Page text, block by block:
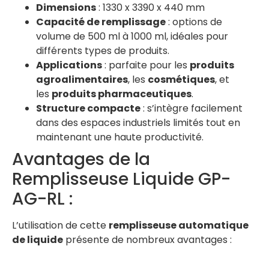
Dimensions: 1330 x 3390 x 440 mm
Capacité de remplissage: options de
volume de 500 ml à 1000 ml, idéales pour
différents types de produits.
Applications: parfaite pour les produits
agroalimentaires, les cosmétiques, et
les produits pharmaceutiques.
Structure compacte: s’intègre facilement
dans des espaces industriels limités tout en
maintenant une haute productivité.
Avantages de la
Remplisseuse Liquide GP-
AG-RL :
L’utilisation de cette remplisseuse automatique
de liquide présente de nombreux avantages :